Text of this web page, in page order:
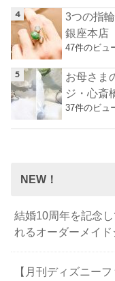
3つの指
銀座本店
47件のビュ
お母さま
ジ・心斎
37件のビュ
NEW！
結婚10周年を記念
れるオーダーメイ
【月刊ディズニー